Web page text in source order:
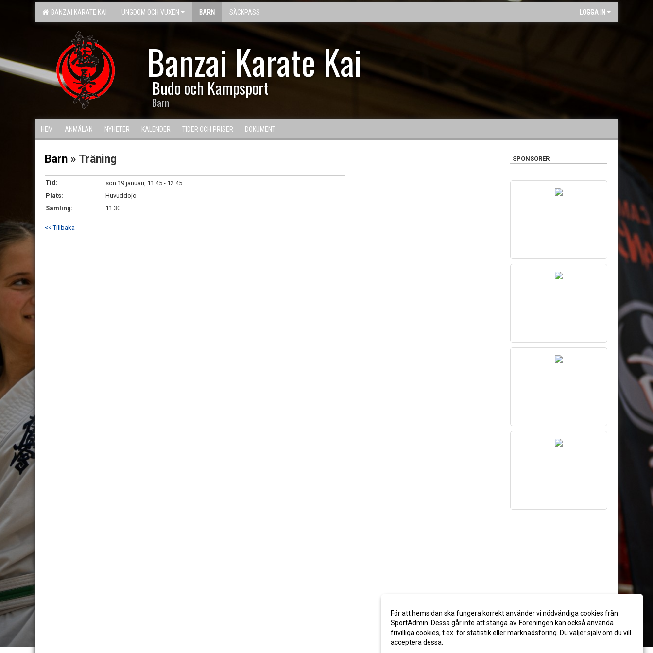
BANZAI KARATE KAI UNGDOM OCH VUXEN BARN SÄCKPASS LOGGA IN
Banzai Karate Kai
Budo och Kampsport
Barn
HEM ANMÄLAN NYHETER KALENDER TIDER OCH PRISER DOKUMENT
Barn » Träning
Tid:
sön 19 januari, 11:45 - 12:45
Plats:
Huvuddojo
Samling:
11:30
<< Tillbaka
SPONSORER
För att hemsidan ska fungera korrekt använder vi nödvändiga cookies från
SportAdmin. Dessa går inte att stänga av. Föreningen kan också använda
frivilliga cookies, t.ex. för statistik eller marknadsföring. Du väljer själv om du vill
acceptera dessa.